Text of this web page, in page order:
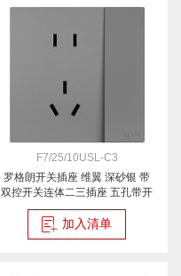
F7/25/10USL-C3
罗格朗开关插座 维翼 深砂银 带
双控开关连体二三插座 五孔带开
加入清单